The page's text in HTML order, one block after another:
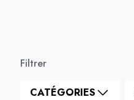
Filtrer
CATÉGORIES